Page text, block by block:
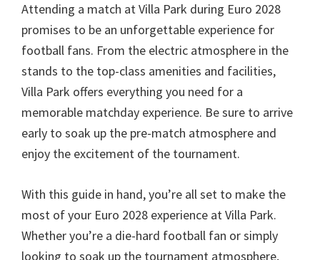
Attending a match at Villa Park during Euro 2028
promises to be an unforgettable experience for
football fans. From the electric atmosphere in the
stands to the top-class amenities and facilities,
Villa Park offers everything you need for a
memorable matchday experience. Be sure to arrive
early to soak up the pre-match atmosphere and
enjoy the excitement of the tournament.
With this guide in hand,you’re all set to make the
most of your Euro 2028 experience at Villa Park.
Whether you’re a die-hard football fan or simply
looking to soak up the tournament atmosphere,